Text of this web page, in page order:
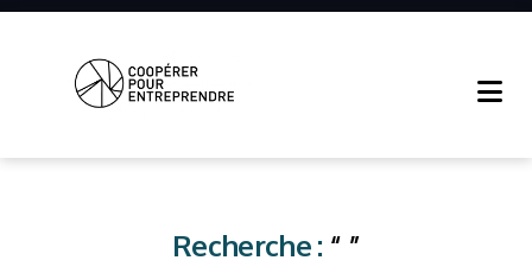
Entreprendre
Recherche : “ ”